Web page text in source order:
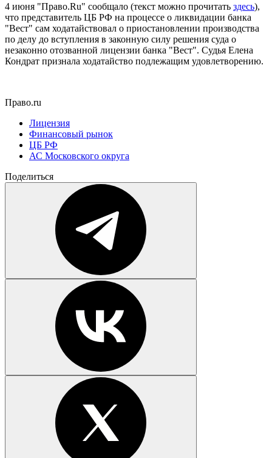
4 июня "Право.Ru" сообщало (текст можно прочитать здесь),
что представитель ЦБ РФ на процессе о ликвидации банка
"Вест" сам ходатайствовал о приостановлении производства
по делу до вступления в законную силу решения суда о
незаконно отозванной лицензии банка "Вест". Судья Елена
Кондрат признала ходатайство подлежащим удовлетворению.
Право.ru
Лицензия
Финансовый рынок
ЦБ РФ
АС Московского округа
Поделиться